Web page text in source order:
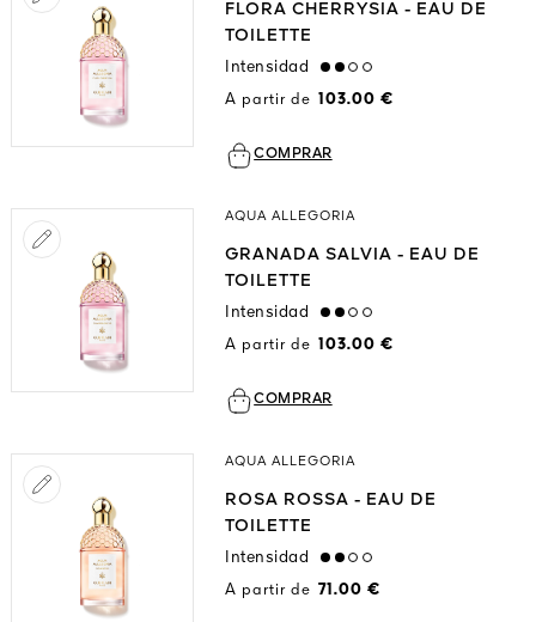
FLORA CHERRYSIA - EAU DE
TOILETTE
Intensidad
medium
A partir de 103.00 €
COMPRAR
AQUA ALLEGORIA
GRANADA SALVIA - EAU DE
TOILETTE
Intensidad
medium
A partir de 103.00 €
COMPRAR
AQUA ALLEGORIA
ROSA ROSSA - EAU DE
TOILETTE
Intensidad
medium
A partir de 71.00 €